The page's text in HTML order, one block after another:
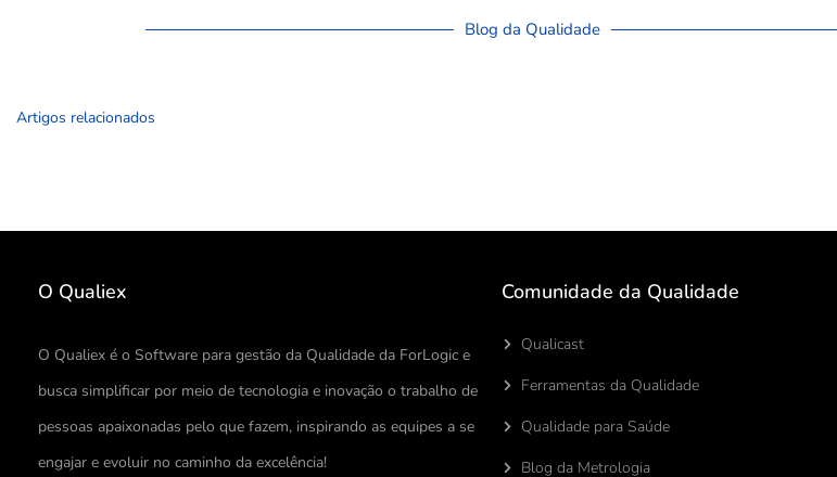
Blog da Qualidade
Artigos relacionados
O Qualiex
O Qualiex é o Software para gestão da Qualidade da ForLogic e
busca simplificar por meio de tecnologia e inovação o trabalho de
pessoas apaixonadas pelo que fazem, inspirando as equipes a se
engajar e evoluir no caminho da excelência!
Comunidade da Qualidade
Qualicast
Ferramentas da Qualidade
Qualidade para Saúde
Blog da Metrologia